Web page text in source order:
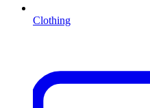
Clothing